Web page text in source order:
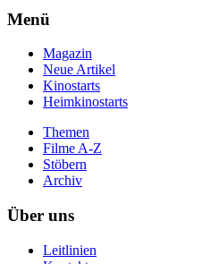
Menü
Magazin
Neue Artikel
Kinostarts
Heimkinostarts
Themen
Filme A-Z
Stöbern
Archiv
Über uns
Leitlinien